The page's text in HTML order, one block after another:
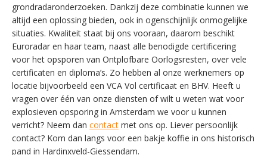
grondradaronderzoeken. Dankzij deze combinatie kunnen we
altijd een oplossing bieden, ook in ogenschijnlijk onmogelijke
situaties. Kwaliteit staat bij ons vooraan, daarom beschikt
Euroradar en haar team, naast alle benodigde certificering
voor het opsporen van Ontplofbare Oorlogsresten, over vele
certificaten en diploma’s. Zo hebben al onze werknemers op
locatie bijvoorbeeld een VCA Vol certificaat en BHV. Heeft u
vragen over één van onze diensten of wilt u weten wat voor
explosieven opsporing in Amsterdam we voor u kunnen
verricht? Neem dan contact met ons op. Liever persoonlijk
contact? Kom dan langs voor een bakje koffie in ons historisch
pand in Hardinxveld-Giessendam.
SWITCH THE LANGUAGE